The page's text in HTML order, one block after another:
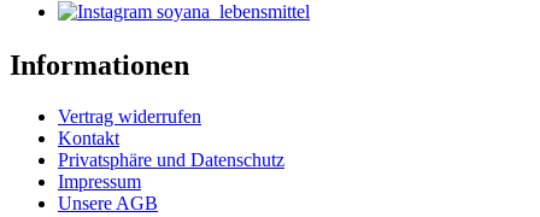
soyana_lebensmittel
Informationen
Vertrag widerrufen
Kontakt
Privatsphäre und Datenschutz
Impressum
Unsere AGB